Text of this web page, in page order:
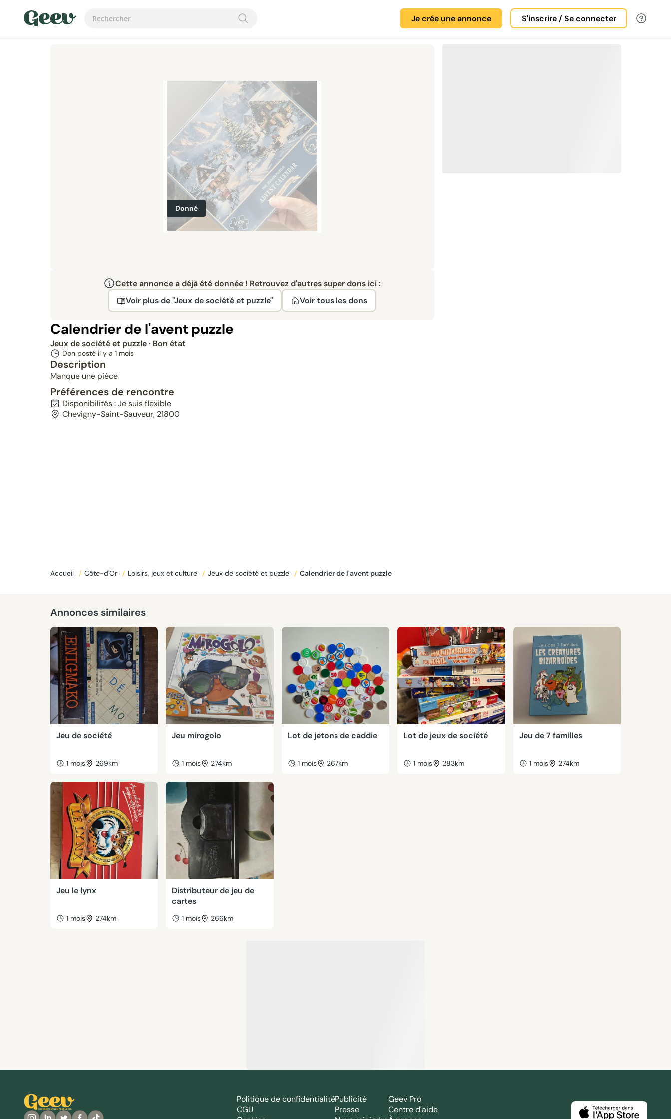
Je crée une annonce S'inscrire / Se connecter
Donné
Cette annonce a déjà été donnée ! Retrouvez d'autres super dons ici :
Voir plus de "Jeux de société et puzzle"
Voir tous les dons
Calendrier de l'avent puzzle
Jeux de société et puzzle· Bon état
Don posté il y a 1 mois
Description
Manque une pièce
Préférences de rencontre
Disponibilités : Je suis flexible
Chevigny-Saint-Sauveur, 21800
Accueil / Côte-d'Or / Loisirs, jeux et culture / Jeux de société et puzzle / Calendrier de l'avent puzzle
Annonces similaires
Jeu de société
1 mois 269km
Jeu mirogolo
1 mois 274km
Lot de jetons de caddie
1 mois 267km
Lot de jeux de société
1 mois 283km
Jeu de 7 familles
1 mois 274km
Jeu le lynx
1 mois 274km
Distributeur de jeu de
cartes
1 mois 266km
Politique de confidentialité
CGU
Publicité
Presse
Geev Pro
Centre d'aide